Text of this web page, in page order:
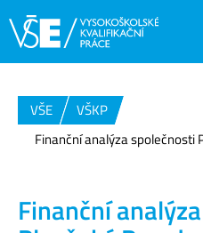
VŠE
VŠKP
Finanční analýza společnosti
Finanční